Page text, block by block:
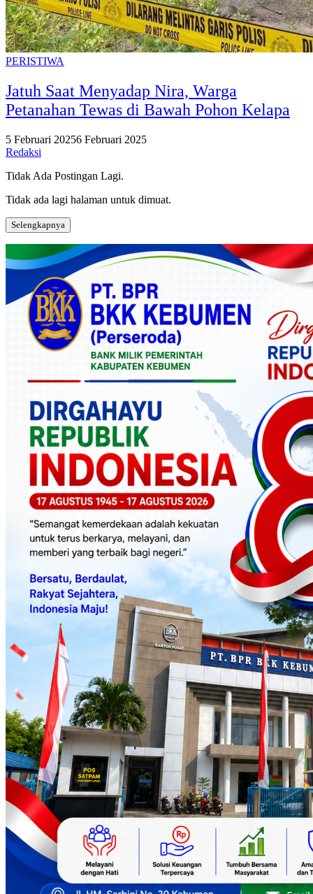
PERISTIWA
Jatuh Saat Menyadap Nira, Warga
Petanahan Tewas di Bawah Pohon Kelapa
5 Februari 20256 Februari 2025
Redaksi
Tidak Ada Postingan Lagi.
Tidak ada lagi halaman untuk dimuat.
Selengkapnya